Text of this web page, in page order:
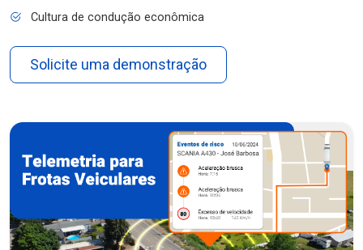
Cultura de condução econômica
Solicite uma demonstração